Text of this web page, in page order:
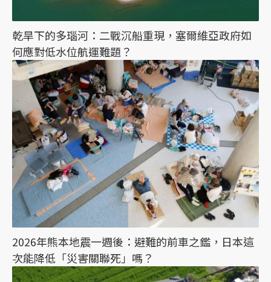
乾旱下的多瑙河：二戰沉船重現，塞爾維亞政府如
何應對低水位航運難題？
2026年熊本地震一週後：避難的前車之鑑，日本這
次能降低「災害關聯死」嗎？